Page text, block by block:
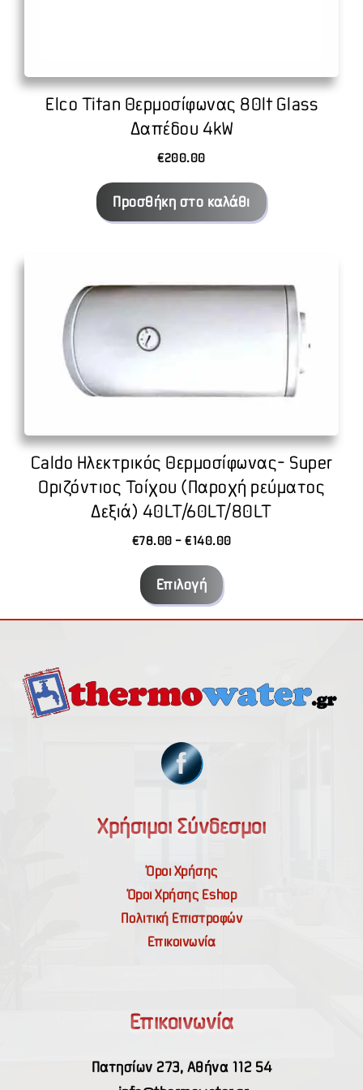
Elco Titan Θερμοσίφωνας 80lt Glass
Δαπέδου 4kW
€200.00
Προσθήκη στο καλάθι
Caldo Ηλεκτρικός Θερμοσίφωνας- Super
Οριζόντιος Τοίχου (Παροχή ρεύματος
Δεξιά) 40LT/60LT/80LT
€78.00 – €140.00Price
€140.00
Επιλογή
Αυτό
προϊόν
πολλαπλές
παραλλαγές.
μπορούν
να
επιλεγούν
Χρήσιμοι Σύνδεσμοι
Όροι Χρήσης
Όροι Χρήσης Εshop
Πολιτική Επιστροφών
Επικοινωνία
Επικοινωνία
Πατησίων 273, Αθήνα 112 54